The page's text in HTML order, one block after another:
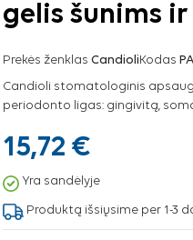
gelis šunims
Prekės ženklas CandioliKodas
Candioli stomatologinis
periodonto ligas: gingivitą,
15,72 €
Yra sandėlyje
Produktą išsiųsime per 1-3